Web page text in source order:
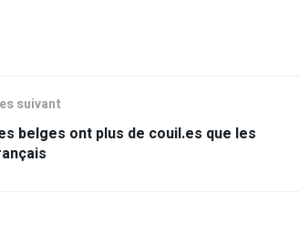
suivant
belges ont plus de couil.es que les